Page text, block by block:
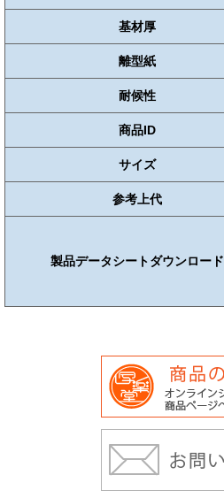
基材厚
離型紙
耐候性
商品ID
サイズ
参考上代
製品データシートダウンロード